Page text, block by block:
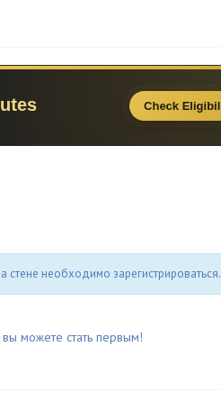
стене необходимо зарегистрироваться.
вы можете стать первым!